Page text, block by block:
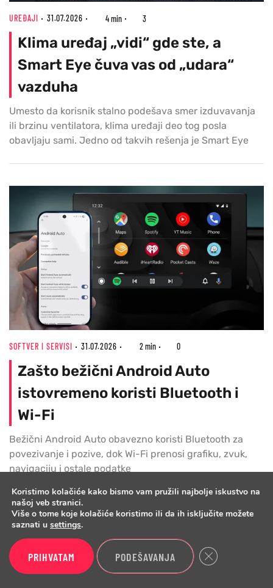
UREĐAJI 31.07.2026 4 min 3
Klima uređaj „vidi“ gde ste, a
Smart Eye čuva vas od „udara“
vazduha
Umesto da korisnik stalno podešava smer izduvavanja
ili brzinu ventilatora, klima uređaji deo tog posla
obavljaju sami. Jedno od takvih rešenja je Smart Eye
SOFTVER I SERVISI 31.07.2026 2 min 0
Zašto bežični Android Auto
istovremeno koristi Bluetooth i
Wi-Fi
Bežični Android Auto obavezno koristi Bluetooth za
povezivanje i pozive, dok Wi-Fi prenosi grafiku, zvuk,
navigaciju i ostale podatke
Testovi
Telefoni Biznis
Koristimo kolačiće kako bismo vam pružili najbolje iskustvo na
našoj veb stranici.
Više o tome koje kolačiće koristimo ili da ih isključite možete
saznati u settings.
PRIHVATAM PODEŠAVANJA Close GDPR